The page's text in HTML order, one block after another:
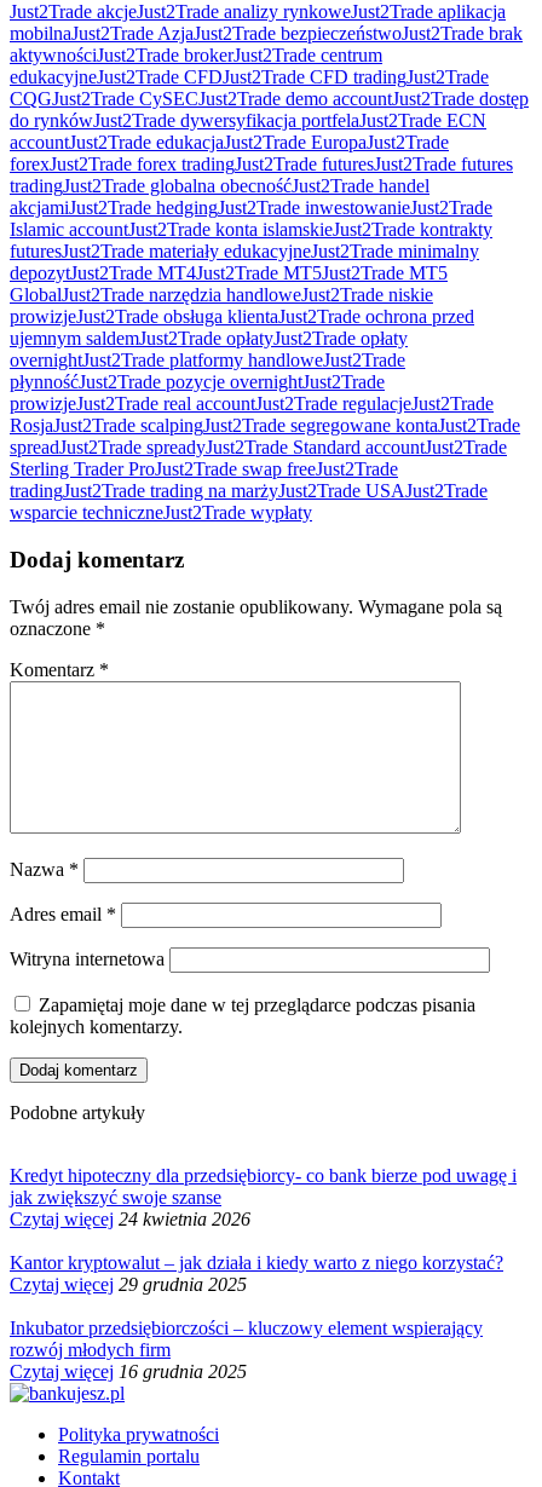
Just2Trade akcjeJust2Trade analizy rynkoweJust2Trade aplikacja
mobilnaJust2Trade AzjaJust2Trade bezpieczeństwoJust2Trade brak
aktywnościJust2Trade brokerJust2Trade centrum
edukacyjneJust2Trade CFDJust2Trade CFD tradingJust2Trade
CQGJust2Trade CySECJust2Trade demo accountJust2Trade dostęp
do rynkówJust2Trade dywersyfikacja portfelaJust2Trade ECN
accountJust2Trade edukacjaJust2Trade EuropaJust2Trade
forexJust2Trade forex tradingJust2Trade futuresJust2Trade futures
tradingJust2Trade globalna obecnośćJust2Trade handel
akcjamiJust2Trade hedgingJust2Trade inwestowanieJust2Trade
Islamic accountJust2Trade konta islamskieJust2Trade kontrakty
futuresJust2Trade materiały edukacyjneJust2Trade minimalny
depozytJust2Trade MT4Just2Trade MT5Just2Trade MT5
GlobalJust2Trade narzędzia handloweJust2Trade niskie
prowizjeJust2Trade obsługa klientaJust2Trade ochrona przed
ujemnym saldemJust2Trade opłatyJust2Trade opłaty
overnightJust2Trade platformy handloweJust2Trade
płynnośćJust2Trade pozycje overnightJust2Trade
prowizjeJust2Trade real accountJust2Trade regulacjeJust2Trade
RosjaJust2Trade scalpingJust2Trade segregowane kontaJust2Trade
spreadJust2Trade spreadyJust2Trade Standard accountJust2Trade
Sterling Trader ProJust2Trade swap freeJust2Trade
tradingJust2Trade trading na marżyJust2Trade USAJust2Trade
wsparcie techniczneJust2Trade wypłaty
Dodaj komentarz
Twój adres email nie zostanie opublikowany. Wymagane pola są
oznaczone *
Komentarz *
Nazwa *
Adres email *
Witryna internetowa
Zapamiętaj moje dane w tej przeglądarce podczas pisania
kolejnych komentarzy.
Podobne artykuły
Kredyt hipoteczny dla przedsiębiorcy- co bank bierze pod uwagę i
jak zwiększyć swoje szanse
Czytaj więcej 24 kwietnia 2026
Kantor kryptowalut – jak działa i kiedy warto z niego korzystać?
Czytaj więcej 29 grudnia 2025
Inkubator przedsiębiorczości – kluczowy element wspierający
rozwój młodych firm
Czytaj więcej 16 grudnia 2025
Polityka prywatności
Regulamin portalu
Kontakt